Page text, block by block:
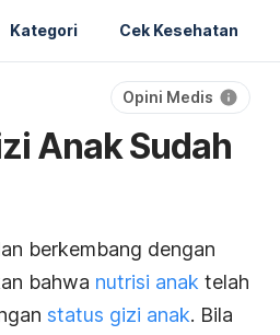
Kategori Cek Kesehatan
Opini Medis
Anak Sudah
berkembang dengan
bahwa nutrisi anak telah
status gizi anak. Bila